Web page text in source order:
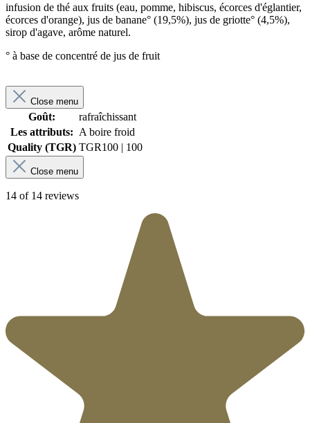
infusion de thé aux fruits (eau, pomme, hibiscus, écorces d'églantier,
écorces d'orange), jus de banane° (19,5%), jus de griotte° (4,5%),
sirop d'agave, arôme naturel.
° à base de concentré de jus de fruit
Close menu
Goût:
rafraîchissant
Les attributs: A boire froid
Quality (TGR) TGR100 | 100
Close menu
14 of 14 reviews